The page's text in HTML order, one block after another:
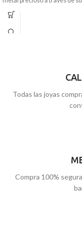
lisa y brillante. Su estructura
oval
suavidad visual que
entre modernidad y
convierte en un accesorio
ligero, perfecto para ser
tiendas de Málaga, o si lo
encárgalos online y te los
Todas las joyas
Compra 100%